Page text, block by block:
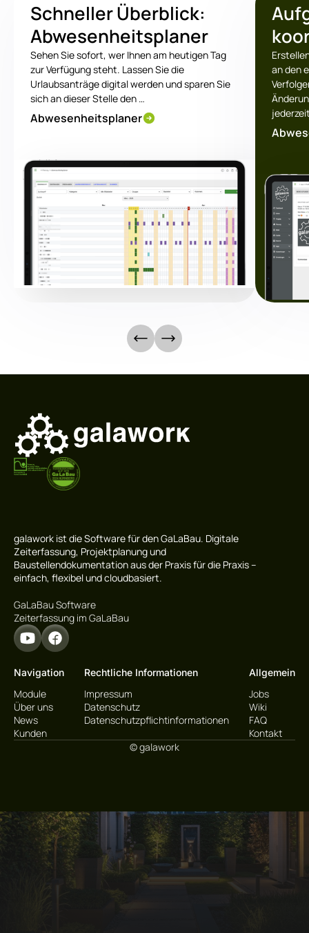
Schneller Überblick:
Abwesenheitsplaner
Sehen Sie sofort, wer Ihnen am heutigen Tag
zur Verfügung steht. Lassen Sie die
Urlaubsanträge digital werden und sparen Sie
sich an dieser Stelle den …
Abwesenheitsplaner
an den
galawork ist die Software für den GaLaBau. Digitale
Zeiterfassung, Projektplanung und
Baustellendokumentation aus der Praxis für die Praxis –
einfach, flexibel und cloudbasiert.
GaLaBau Software
Zeiterfassung im GaLaBau
Navigation
Module
Über uns
News
Kunden
Allgemein
Jobs
Wiki
FAQ
Kontakt
Rechtliche Informationen
Impressum
Datenschutz
Datenschutzpflichtinformationen
© galawork